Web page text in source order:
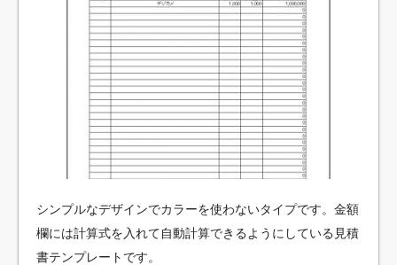
シンプルなデザインでカラーを使わないタイプです。金額
欄には計算式を入れて自動計算できるようにしている見積
書テンプレートです。